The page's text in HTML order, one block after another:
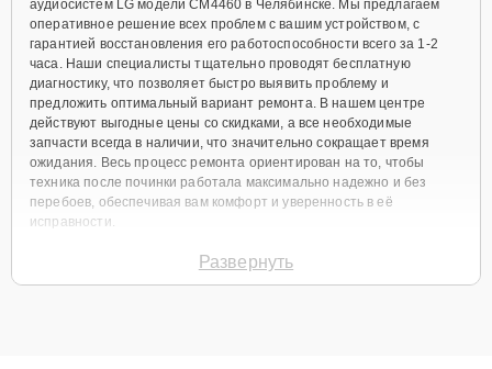
аудиосистем LG модели CM4460 в Челябинске. Мы предлагаем
оперативное решение всех проблем с вашим устройством, с
гарантией восстановления его работоспособности всего за 1-2
часа. Наши специалисты тщательно проводят бесплатную
диагностику, что позволяет быстро выявить проблему и
предложить оптимальный вариант ремонта. В нашем центре
действуют выгодные цены со скидками, а все необходимые
запчасти всегда в наличии, что значительно сокращает время
ожидания. Весь процесс ремонта ориентирован на то, чтобы
техника после починки работала максимально надежно и без
перебоев, обеспечивая вам комфорт и уверенность в её
исправности.
Виды используемых
Развернуть